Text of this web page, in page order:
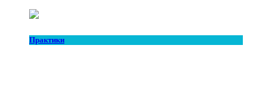
Практики